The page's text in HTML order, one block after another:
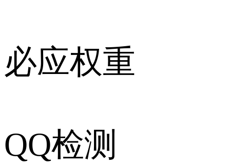
必应权重
QQ检测